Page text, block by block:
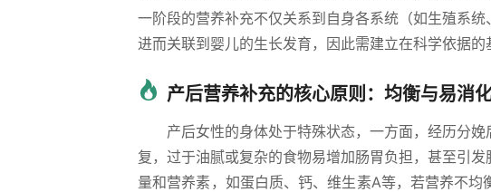
一阶段的营养补充不仅关系到自身各系统（如生殖系
进而关联到婴儿的生长发育，因此需建立在科学依据的
产后营养补充的核心原则：均衡与易消
产后女性的身体处于特殊状态，一方面，经历分
复，过于油腻或复杂的食物易增加肠胃负担，甚至引
量和营养素，如蛋白质、钙、维生素A等，若营养不